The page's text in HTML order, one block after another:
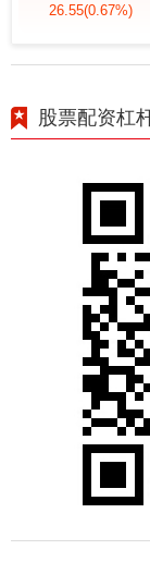
26.55(0.67%)
股票配资杠